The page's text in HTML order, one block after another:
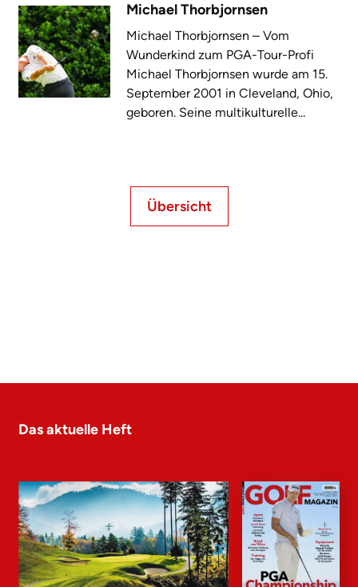
Michael Thorbjornsen
Michael Thorbjornsen – Vom
Wunderkind zum PGA-Tour-Profi
Michael Thorbjornsen wurde am 15.
September 2001 in Cleveland, Ohio,
geboren. Seine multikulturelle...
Übersicht
Das aktuelle Heft